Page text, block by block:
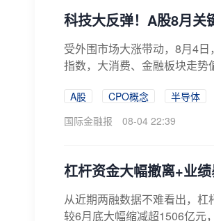
科技大反弹！A股8月关
受外围市场大涨带动，8月4
指数，大消费、金融板块走
A股 CPO概念
半导体
国际金融报
08-04 22:39
杠杆资金大幅撤离+业
从近期两融数据不难看出，
较6月底大幅缩减超1506亿元